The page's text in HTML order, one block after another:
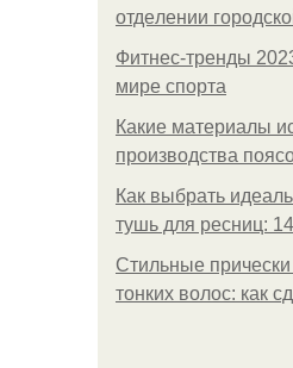
oтдeлeнии
Фитнес-тренды
мире спорта
Какие материалы
производства
Как выбрать
тушь для ресниц:
Стильные
тонких волос: как